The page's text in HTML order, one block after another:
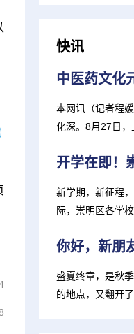
快讯
本网讯（记者程
化深。8月27日
新学期，新征程
际，崇明区各学
盛夏终章，是秋
的地点，又翻开